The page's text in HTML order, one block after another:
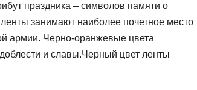
праздника – символов памяти о
занимают наиболее почетное место
армии. Черно-оранжевые цвета
и славы.Черный цвет ленты